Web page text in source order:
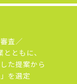
査 ／
ともに、
た提案から
を選定